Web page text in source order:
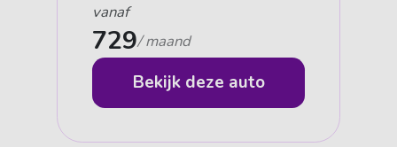
vanaf
729/ maand
Bekijk deze auto